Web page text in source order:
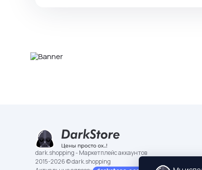
dark.shopping - Маркетплейс аккаунтов
2015-2026 © dark.shopping